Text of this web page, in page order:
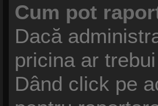
Cum pot
Dacă
pricina ar
Dând click pe